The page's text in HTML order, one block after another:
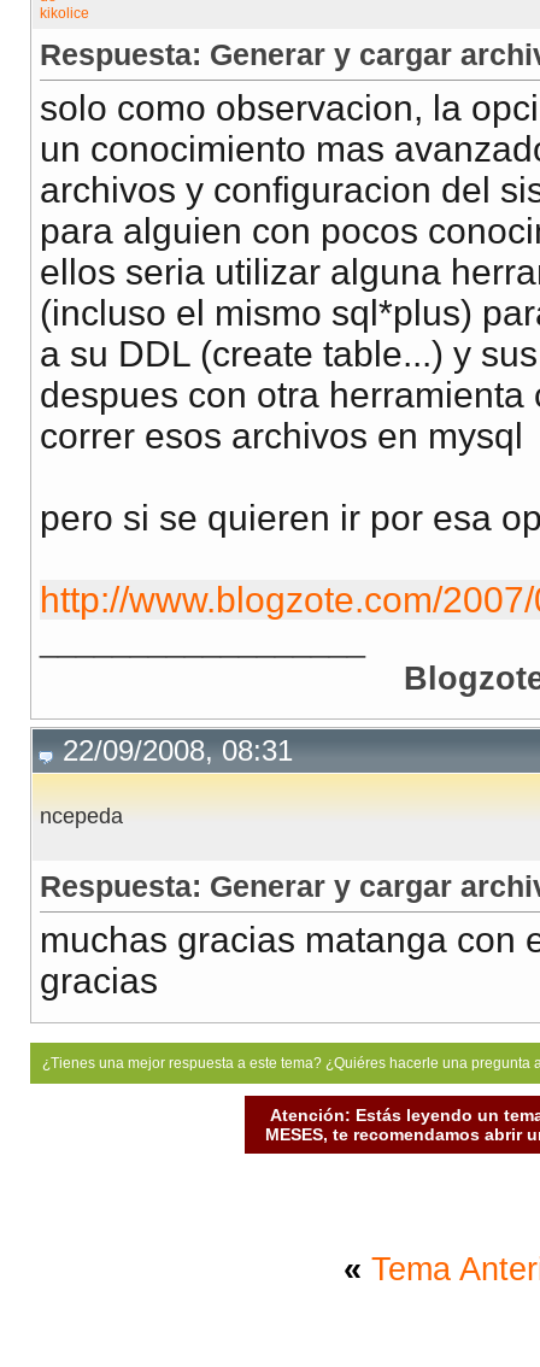
Respuesta: Generar y cargar
solo como observacion, la
un conocimiento mas
archivos y configuracion del
para alguien con pocos
ellos seria utilizar alguna
(incluso el mismo sql*plus)
a su DDL (create table...) y
despues con otra
correr esos archivos en mysql
pero si se quieren ir por esa
http://www.blogzote.com/
22/09/2008, 08:31
ncepeda
Respuesta: Generar y cargar
muchas gracias matanga con
gracias
¿Tienes una mejor respuesta a este tema? ¿Quiéres hacerle una
Atención: Estás leyendo un
MESES, te recomendamos abrir
« Tema